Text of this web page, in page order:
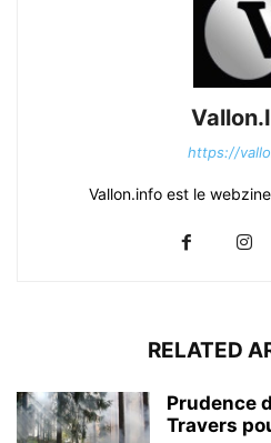
https://
Vallon.info est le
RELATED
Prudence
Travers